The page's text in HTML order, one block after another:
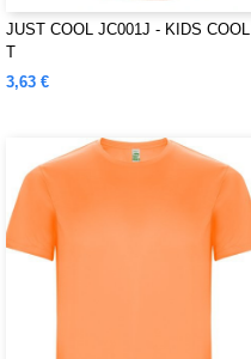
JUST COOL JC001J - KIDS COOL
T
3,63 €